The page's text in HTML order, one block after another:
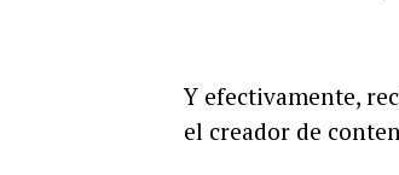
Y efectivamente,
el creador de